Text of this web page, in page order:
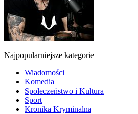
Najpopularniejsze kategorie
Wiadomości
Komedia
Społeczeństwo i Kultura
Sport
Kronika Kryminalna